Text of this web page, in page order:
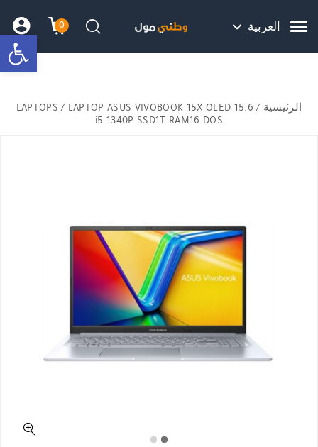
هل نزلت التطبيق ليصلك كل جديد ؟
العربية 0
עגלתחיפוש
الرئيسية /
LAPTOPS/ LAPTOP ASUS VIVOBOOK 15X OLED 15.6
i5-1340P SSD1T RAM16 DOS